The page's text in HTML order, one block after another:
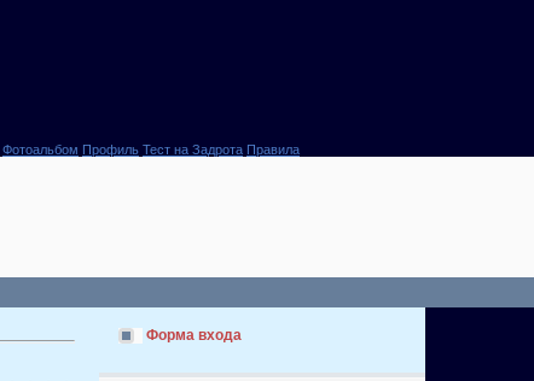
Фотоальбом Профиль Тест на Задрота Правила
Форма входа